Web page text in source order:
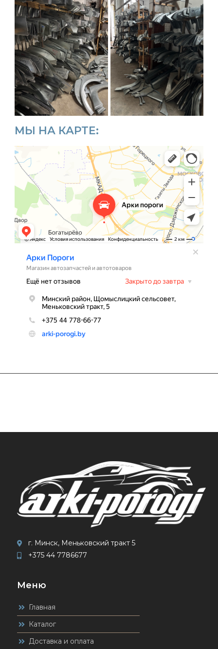
МЫ НА КАРТЕ:
г. Минск, Меньковский тракт 5
+375 44 7786677
Меню
Главная
Каталог
Доставка и оплата